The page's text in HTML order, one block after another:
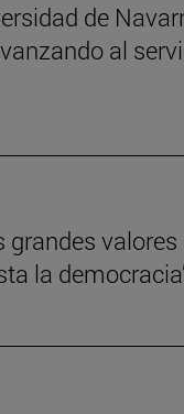
de
al
grandes valores
la